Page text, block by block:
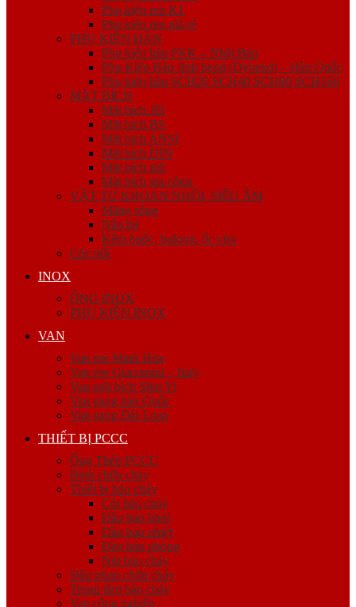
Phụ kiện ren K1
Phụ kiện ren giá rẻ
PHỤ KIỆN HÀN
Phụ kiện hàn FKK – Nhật Bản
Phụ Kiện Hàn Jinil bend (Dybend) – Hàn Quốc
Phụ kiện hàn SCH20 SCH40 SCH80 SCH160
MẶT BÍCH
Mặt bích JIS
Mặt bích BS
Mặt bích ANSI
Mặt bích DIN
Mặt bích mù
Mặt bích gia công
VẬT TƯ KHOAN NHỒI, SIÊU ÂM
Măng sông
Nắp bịt
Kẽm buộc, bulong, ốc viss
Cóc nối
INOX
ỐNG INOX
PHỤ KIỆN INOX
VAN
Van ren Minh Hòa
Van ren Giacomini – Italy
Van mặt bích Shin Yi
Van gang hàn Quốc
Van gang Đài Loan
THIẾT BỊ PCCC
Ống Thép PCCC
Bình chữa cháy
Thiết bị báo cháy
Còi báo cháy
Đầu báo khói
Đầu báo nhiệt
Đèn báo phòng
Nút báo cháy
Đầu phun chữa cháy
Trung tâm báo cháy
Van công nghiệp